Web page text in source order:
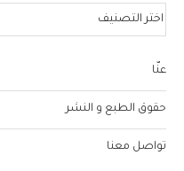
عنّا
حقوق الطبع و النشر
تواصل معنا